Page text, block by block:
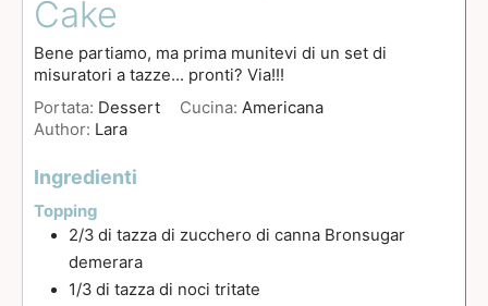
Cake
Bene partiamo, ma prima munitevi di un set di
misuratori a tazze... pronti? Via!!!
Portata: Dessert Cucina: Americana
Author: Lara
Ingredienti
Topping
2/3 di tazza di zucchero di canna Bronsugar
demerara
1/3 di tazza di noci tritate